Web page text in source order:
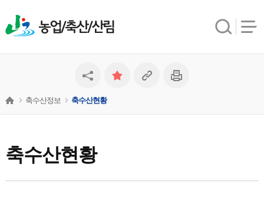
농업/축산/산림
축수산현황
축수산정보 축수산현황